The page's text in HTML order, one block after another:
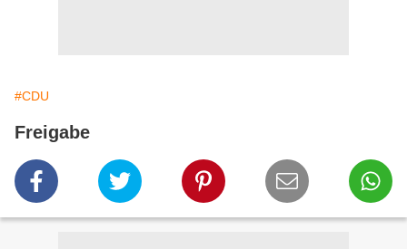
#CDU
Freigabe